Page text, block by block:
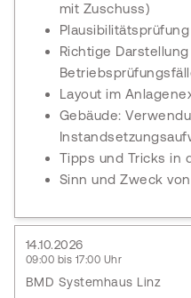
mit Zuschuss)
Richtige Darstellung
Layout im
Gebäude:
Tipps und Tricks in
Sinn und Zweck
14.10.2026
09:00 bis 17:00 Uhr
BMD Systemhaus Linz